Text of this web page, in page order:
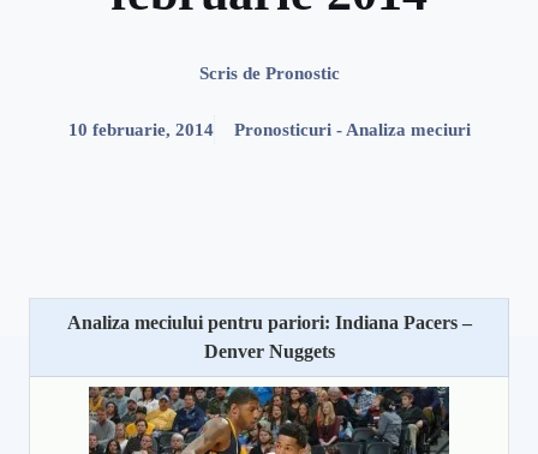
Scris de Pronostic
10 februarie, 2014 Pronosticuri - Analiza meciuri
Analiza meciului pentru pariori: Indiana Pacers –
Denver Nuggets